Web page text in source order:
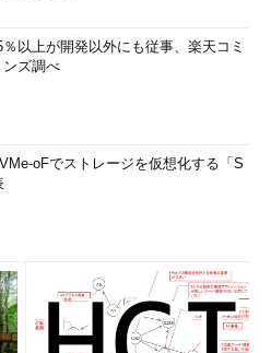
％以上が開発以外にも従事、楽天コミ
ンズ調べ
oFでストレージを仮想化する「S